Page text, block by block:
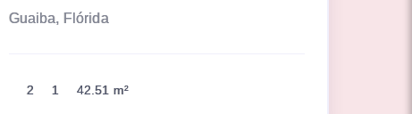
Guaiba, Flórida
2 1 42.51 m²